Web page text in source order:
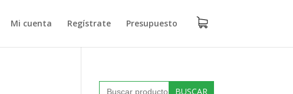
Mi cuenta Regístrate Presupuesto
Buscar: